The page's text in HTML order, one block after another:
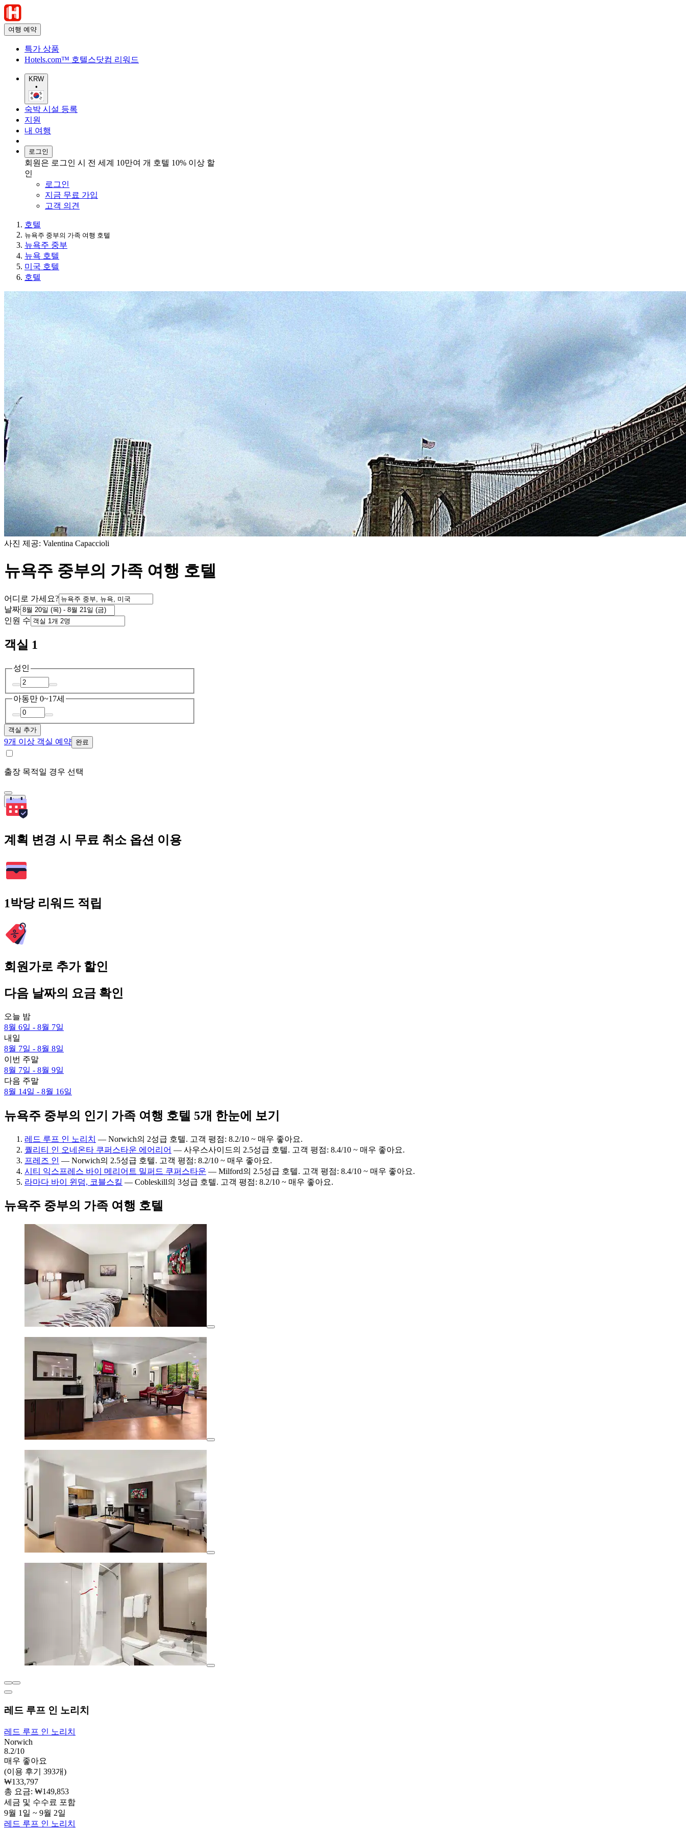
여행 예약
특가 상품
Hotels.com™ 호텔스닷컴 리워드
KRW
•
숙박 시설 등록
지원
내 여행
로그인
회원은 로그인 시 전 세계 10만여 개 호텔 10% 이상 할
인
로그인
지금 무료 가입
고객 의견
호텔
뉴욕주 중부의 가족 여행 호텔
뉴욕주 중부
뉴욕 호텔
미국 호텔
호텔
사진 제공: Valentina Capaccioli
뉴욕주 중부의 가족 여행 호텔
어디로 가세요?
날짜
인원 수
객실 1
성인
아동만 0~17세
객실 추가
9개 이상 객실 예약 완료
출장 목적일 경우 선택
검색
계획 변경 시 무료 취소 옵션 이용
1박당 리워드 적립
회원가로 추가 할인
다음 날짜의 요금 확인
오늘 밤
8월 6일 - 8월 7일
내일
8월 7일 - 8월 8일
이번 주말
8월 7일 - 8월 9일
다음 주말
8월 14일 - 8월 16일
뉴욕주 중부의 인기 가족 여행 호텔 5개 한눈에 보기
레드 루프 인 노리치 — Norwich의 2성급 호텔. 고객 평점: 8.2/10 ~ 매우 좋아요.
퀄리티 인 오네온타 쿠퍼스타운 에어리어 — 사우스사이드의 2.5성급 호텔. 고객 평점: 8.4/10 ~ 매우 좋아요.
프레즈 인 — Norwich의 2.5성급 호텔. 고객 평점: 8.2/10 ~ 매우 좋아요.
시티 익스프레스 바이 메리어트 밀퍼드 쿠퍼스타운 — Milford의 2.5성급 호텔. 고객 평점: 8.4/10 ~ 매우 좋아요.
라마다 바이 윈덤, 코블스킬 — Cobleskill의 3성급 호텔. 고객 평점: 8.2/10 ~ 매우 좋아요.
뉴욕주 중부의 가족 여행 호텔
레드 루프 인 노리치
레드 루프 인 노리치
Norwich
8.2/10
매우 좋아요
(이용 후기 393개)
₩133,797
총 요금: ₩149,853
세금 및 수수료 포함
9월 1일 ~ 9월 2일
레드 루프 인 노리치